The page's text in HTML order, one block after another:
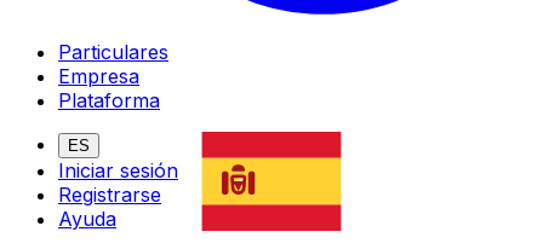
Particulares
Empresa
Plataforma
ES
Iniciar sesión
Registrarse
Ayuda